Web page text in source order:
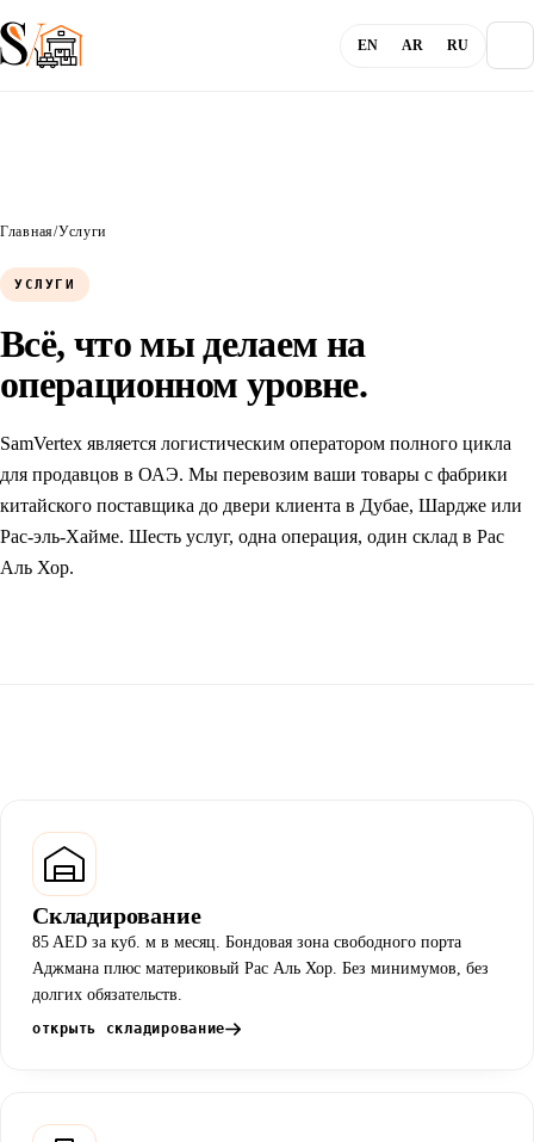
EN AR RU
Блог
Каналы
Вход
Главная/Услуги
УСЛУГИ
Всё, что мы делаем на
операционном уровне.
SamVertex является логистическим оператором полного цикла
для продавцов в ОАЭ. Мы перевозим ваши товары с фабрики
китайского поставщика до двери клиента в Дубае, Шардже или
Рас-эль-Хайме. Шесть услуг, одна операция, один склад в Рас
Аль Хор.
Складирование
85 AED за куб. м в месяц. Бондовая зона свободного порта
Аджмана плюс материковый Рас Аль Хор. Без минимумов, без
долгих обязательств.
открыть складирование